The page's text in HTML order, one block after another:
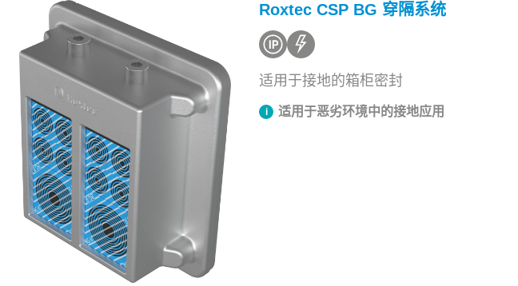
Roxtec CSP BG 穿隔系统
适用于接地的箱柜密封
适用于恶劣环境中的接地应用